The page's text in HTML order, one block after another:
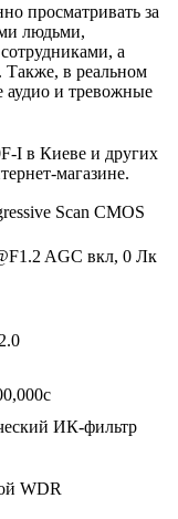
просматривать за
людьми,
а
Также, в реальном
аудио и тревожные
I в Киеве и других
магазине.
Scan CMOS
AGС вкл, 0 Лк
ИК-фильтр
WDR